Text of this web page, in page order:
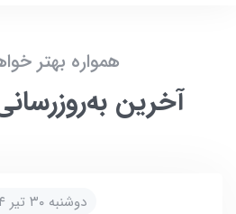
همواره بهتر
آخرین
دوشنبه ۳۰ تیر ۱۴۰۴